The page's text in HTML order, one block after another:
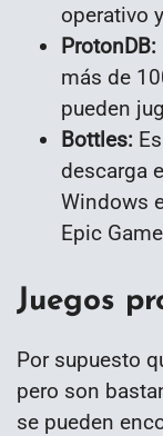
operativo
ProtonDB:
más de
pueden
Bottles:
descarga
Windows
Epic
Juegos
Por supuesto
pero son
se pueden